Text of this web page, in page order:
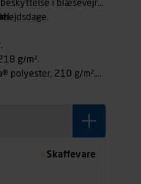
i blæsevejr
g/m².
polyester, 210 g/m².
Skaffevare